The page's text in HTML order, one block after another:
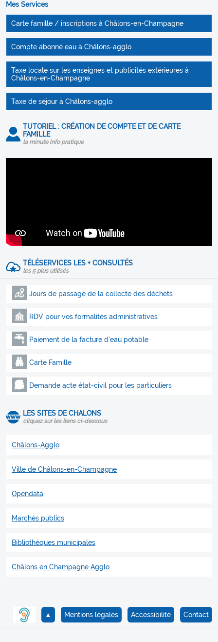
Mes Services
Carte famille / inscriptions à Châlons-en-Champagne
Compte abonné eau à Châlons-agglo
Taxe locale sur les enseignes et publicités extérieures à
Châlons-en-Champagne
Taxe de séjour à Châlons-agglo
TUTORIEL : CRÉATION DE COMPTE ET DE CARTE
FAMILLE
la minute info pratique
TÉLÉSERVICES LES + CONSULTÉS
les 5 plus utilisés
Jours de passage de la collecte des déchets
RDV pour vos formalités administratives
Paiement de la facture d'eau potable
Carte Famille
Demande acte état-civil pour les particuliers
LES SITES DE CHALONS
cliquez sur les liens ci-dessous
Châlons-Agglo
Ville de Châlons-en-Champagne
Opendata
Marchés publics
Bibliothèques municipales
Châlons en Champagne Agglo
Contact
Accessibilité
Mentions légales
▲